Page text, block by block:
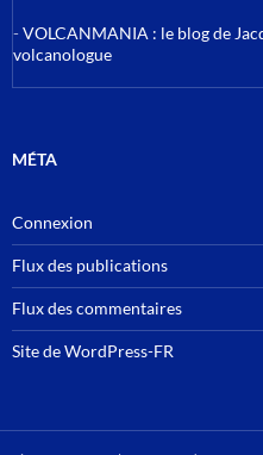
-VOLCANMANIA : le blog de
volcanologue
MÉTA
Connexion
Flux des publications
Flux des commentaires
Site de WordPress-FR